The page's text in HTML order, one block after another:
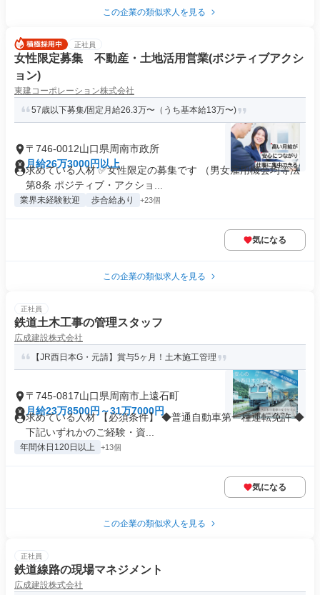
この企業の類似求人を見る
正社員
女性限定募集 不動産・土地活用営業(ポジティブアクシ
ョン)
東建コーポレーション株式会社
57歳以下募集/固定月給26.3万〜（うち基本給13万〜)
〒746-0012山口県周南市政所
月給26万3000円以上
求めている人材 ✅女性限定の募集です （男女雇用機会均等法
第8条 ポジティブ・アクショ...
業界未経験歓迎 歩合給あり +23個
気になる
この企業の類似求人を見る
正社員
鉄道土木工事の管理スタッフ
広成建設株式会社
【JR西日本G・元請】賞与5ヶ月！土木施工管理
〒745-0817山口県周南市上遠石町
月給23万8500円～31万7000円
求めている人材 【必須条件】 ◆普通自動車第一種運転免許 ◆
下記いずれかのご経験・資...
年間休日120日以上 +13個
気になる
この企業の類似求人を見る
正社員
鉄道線路の現場マネジメント
広成建設株式会社